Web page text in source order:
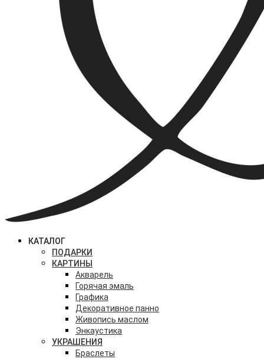
КАТАЛОГ
ПОДАРКИ
КАРТИНЫ
Акварель
Горячая эмаль
Графика
Декоративное панно
Живопись маслом
Энкаустика
УКРАШЕНИЯ
Браслеты